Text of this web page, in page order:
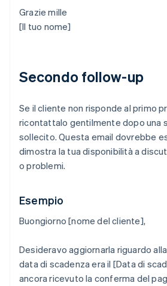
Grazie mille
[Il tuo nome]
Secondo follow-up
Se il cliente non risponde al primo
ricontattalo gentilmente dopo una
sollecito. Questa email dovrebbe
dimostra la tua disponibilità a
o problemi.
Esempio
Buongiorno [nome del cliente],
Desideravo aggiornarla riguardo
data di scadenza era il [Data di
ancora ricevuto la conferma del